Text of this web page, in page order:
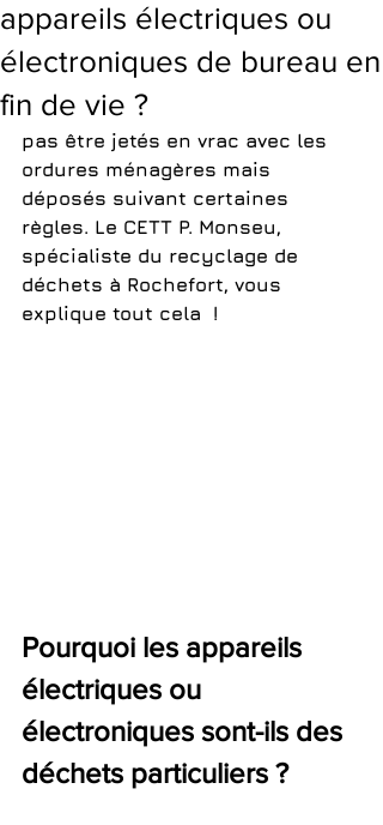
appareils électriques ou
électroniques de bureau en
fin de vie ?
pas être jetés en vrac avec les
ordures ménagères mais
déposés suivant certaines
règles. Le CETT P. Monseu,
spécialiste du recyclage de
déchets à Rochefort, vous
explique tout cela  !
Pourquoi les appareils
électriques ou
électroniques sont-ils des
déchets particuliers ?